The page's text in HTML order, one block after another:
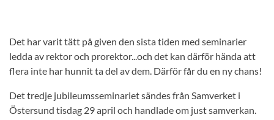
Det har varit tätt på given den sista tiden med seminarier
ledda av rektor och prorektor...och det kan därför hända att
flera inte har hunnit ta del av dem. Därför får du en ny chans!
Det tredje jubileumsseminariet sändes från Samverket i
Östersund tisdag 29 april och handlade om just samverkan.